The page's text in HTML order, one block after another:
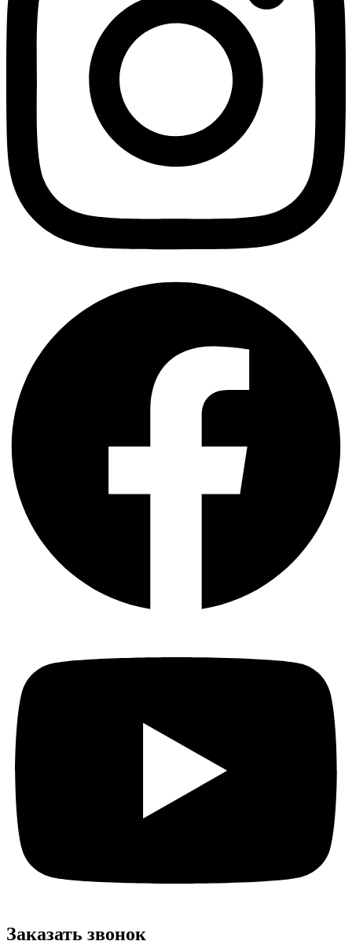
Заказать звонок